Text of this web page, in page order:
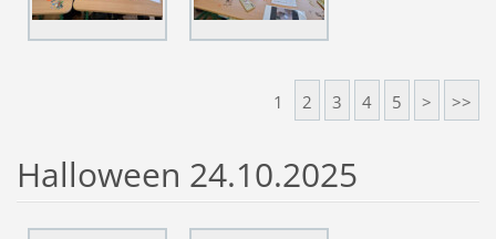
1 2 3 4 5 > >>
Halloween 24.10.2025